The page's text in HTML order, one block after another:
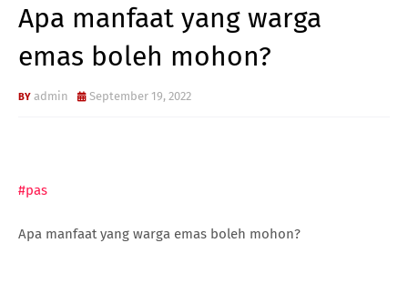
Apa manfaat yang warga
emas boleh mohon?
admin September 19, 2022
#pas
Apa manfaat yang warga emas boleh mohon?